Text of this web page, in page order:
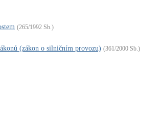
(265/1992 Sb.)
(zákon o silničním provozu) (361/2000 Sb.)